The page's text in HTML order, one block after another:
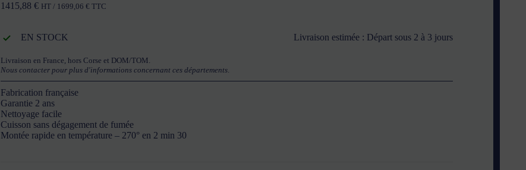
1415,88€ HT / 1699,06€ TTC
EN STOCK Livraison estimée : Départ sous 2 à 3 jours
Livraison en France, hors Corse et DOM/TOM.
Nous contacter pour plus d'informations concernant ces départements.
Fabrication française
Garantie 2 ans
Nettoyage facile
Cuisson sans dégagement de fumée
Montée rapide en température – 270° en 2 min 30